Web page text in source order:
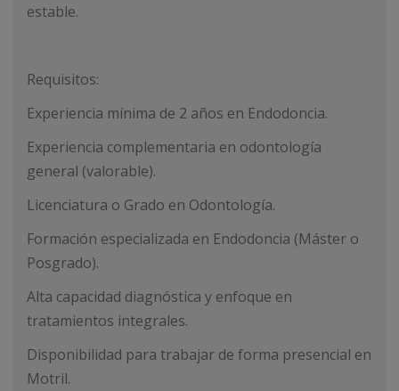
estable.
Requisitos:
Experiencia mínima de 2 años en Endodoncia.
Experiencia complementaria en odontología
general (valorable).
Licenciatura o Grado en Odontología.
Formación especializada en Endodoncia (Máster o
Posgrado).
Alta capacidad diagnóstica y enfoque en
tratamientos integrales.
Disponibilidad para trabajar de forma presencial en
Motril.